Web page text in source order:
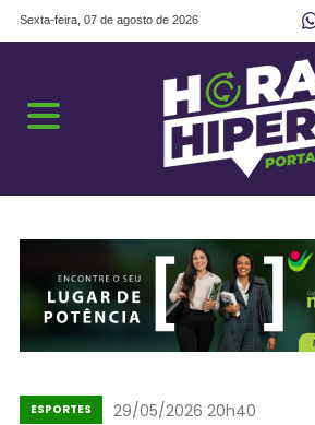
Sexta-feira, 07 de agosto de 2026
ESPORTES 29/05/2026 20h40